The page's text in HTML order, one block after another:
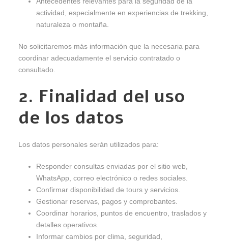
actividad, especialmente en experiencias de trekking,
naturaleza o montaña.
No solicitaremos más información que la necesaria para
coordinar adecuadamente el servicio contratado o
consultado.
2. Finalidad del uso
de los datos
Los datos personales serán utilizados para:
Responder consultas enviadas por el sitio web,
WhatsApp, correo electrónico o redes sociales.
Confirmar disponibilidad de tours y servicios.
Gestionar reservas, pagos y comprobantes.
Coordinar horarios, puntos de encuentro, traslados y
detalles operativos.
Informar cambios por clima, seguridad,